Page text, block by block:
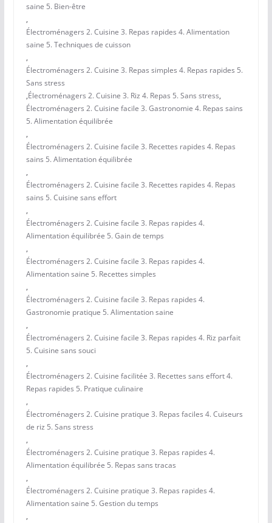
saine 5. Bien-être
,
Électroménagers 2. Cuisine 3. Repas rapides 4. Alimentation
saine 5. Techniques de cuisson
,
Électroménagers 2. Cuisine 3. Repas simples 4. Repas rapides 5.
Sans stress
,Électroménagers 2. Cuisine 3. Riz 4. Repas 5. Sans stress,
Électroménagers 2. Cuisine facile 3. Gastronomie 4. Repas sains
5. Alimentation équilibrée
,
Électroménagers 2. Cuisine facile 3. Recettes rapides 4. Repas
sains 5. Alimentation équilibrée
,
Électroménagers 2. Cuisine facile 3. Recettes rapides 4. Repas
sains 5. Cuisine sans effort
,
Électroménagers 2. Cuisine facile 3. Repas rapides 4.
Alimentation équilibrée 5. Gain de temps
,
Électroménagers 2. Cuisine facile 3. Repas rapides 4.
Alimentation saine 5. Recettes simples
,
Électroménagers 2. Cuisine facile 3. Repas rapides 4.
Gastronomie pratique 5. Alimentation saine
,
Électroménagers 2. Cuisine facile 3. Repas rapides 4. Riz parfait
5. Cuisine sans souci
,
Électroménagers 2. Cuisine facilitée 3. Recettes sans effort 4.
Repas rapides 5. Pratique culinaire
,
Électroménagers 2. Cuisine pratique 3. Repas faciles 4. Cuiseurs
de riz 5. Sans stress
,
Électroménagers 2. Cuisine pratique 3. Repas rapides 4.
Alimentation équilibrée 5. Repas sans tracas
,
Électroménagers 2. Cuisine pratique 3. Repas rapides 4.
Alimentation saine 5. Gestion du temps
,